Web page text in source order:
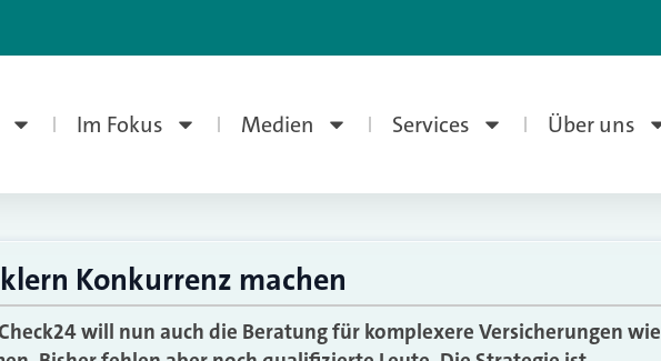
Im Fokus Medien Services Über uns
Konkurrenz machen
will nun auch die Beratung für komplexere Versicherungen wie